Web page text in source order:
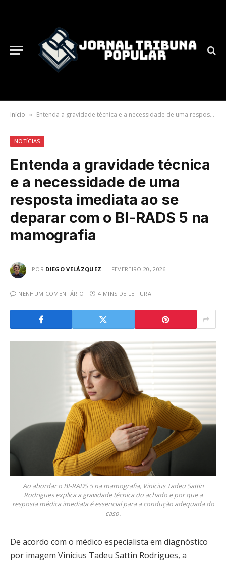
Início » Entenda a gravidade técnica e a necessidade de uma resposta imediata ao se deparar com o BI-RADS 5 na mamografia
NOTÍCIAS
Entenda a gravidade técnica
e a necessidade de uma
resposta imediata ao se
deparar com o BI-RADS 5 na
mamografia
POR DIEGO VELÁZQUEZ FEVEREIRO 20, 2026
NENHUM COMENTÁRIO 4 MINS DE LEITURA
Ao abordar o BI-RADS 5 na mamografia, Vinicius Tadeu Sattin
Rodrigues explica a gravidade técnica do achado e por que a
resposta médica imediata é essencial para a condução adequada do
caso.
De acordo com o médico especialista em diagnóstico
por imagem Vinicius Tadeu Sattin Rodrigues, a